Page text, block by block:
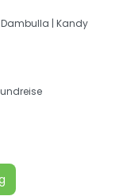
Dambulla | Kandy